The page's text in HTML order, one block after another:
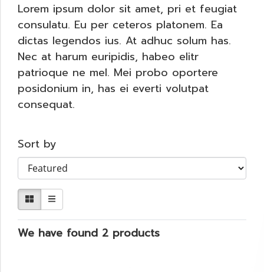
Lorem ipsum dolor sit amet, pri et feugiat
consulatu. Eu per ceteros platonem. Ea
dictas legendos ius. At adhuc solum has.
Nec at harum euripidis, habeo elitr
patrioque ne mel. Mei probo oportere
posidonium in, has ei everti volutpat
consequat.
Sort by
We have found 2 products